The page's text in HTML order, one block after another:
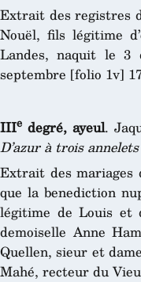
Extrait des registres
Nouël, fils légitime
Landes, naquit le 3
septembre [folio 1v]
IIIe degré, ayeul.
D’azur à trois
Extrait des mariages
que la benediction
légitime de Louis et
demoiselle Anne
Quellen, sieur et
Mahé, recteur du